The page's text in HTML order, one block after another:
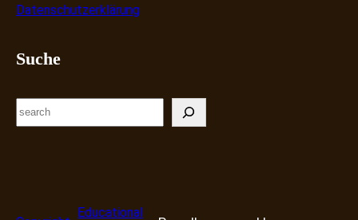
Datenschutzerklärung
Suche
e
Educational